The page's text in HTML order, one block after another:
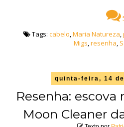
Tags: cabelo,Maria Natureza,
Migs,resenha,
quinta-feira, 14
Resenha: escova
Moon Cleaner